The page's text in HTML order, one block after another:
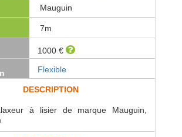
Mauguin
7m
1000 €
Flexible
DESCRIPTION
à lisier de marque Mauguin,